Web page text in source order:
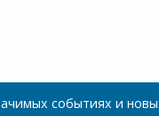
событиях и